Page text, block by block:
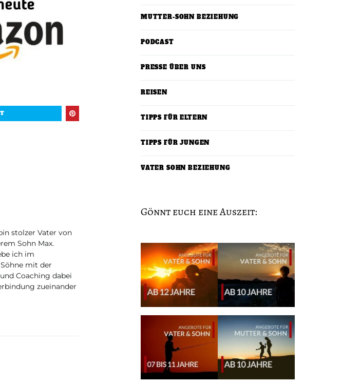
stolzer Vater von
Sohn Max.
ich im
mit der
Coaching dabei
zueinander
MUTTER-SOHN BEZIEHUNG
PODCAST
PRESSE ÜBER UNS
REISEN
TIPPS FÜR ELTERN
TIPPS FÜR JUNGEN
VATER SOHN BEZIEHUNG
Gönnt euch eine Auszeit: